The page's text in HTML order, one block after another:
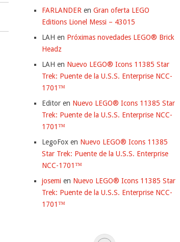
FARLANDERen Gran oferta LEGO
Editions Lionel Messi – 43015
LAH en Próximas novedades LEGO® Brick
Headz
LAH en Nuevo LEGO® Icons 11385 Star
Trek: Puente de la U.S.S. Enterprise NCC-
1701™
Editoren Nuevo LEGO® Icons 11385 Star
Trek: Puente de la U.S.S. Enterprise NCC-
1701™
LegoFoxen Nuevo LEGO® Icons 11385
Star Trek: Puente de la U.S.S. Enterprise
NCC-1701™
josemi en Nuevo LEGO® Icons 11385 Star
Trek: Puente de la U.S.S. Enterprise NCC-
1701™